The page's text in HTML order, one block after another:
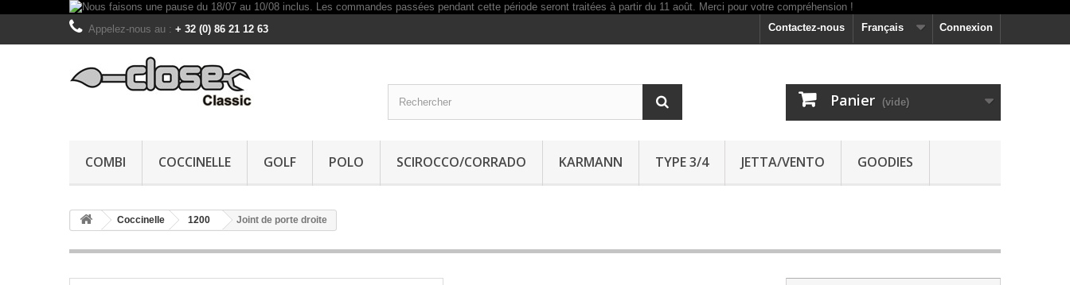
Connexion
Français
Contactez-nous
Appelez-nous au : + 32 (0) 86 21 12 63
Panier (vide)
COMBI COCCINELLE GOLF POLO SCIROCCO/CORRADO KARMANN TYPE 3/4 JETTA/VENTO GOODIES
Coccinelle 1200 Joint de porte droite